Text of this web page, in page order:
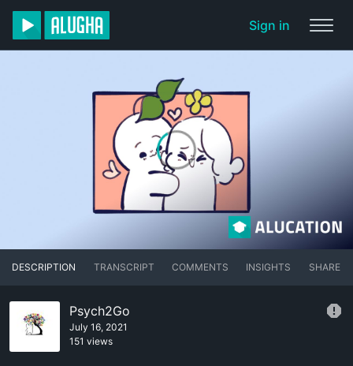
Sign in
DESCRIPTION TRANSCRIPT COMMENTS INSIGHTS SHARE
Psych2Go
July 16, 2021
151 views